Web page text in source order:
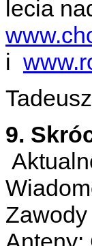
lecia
i
9.
Zawody